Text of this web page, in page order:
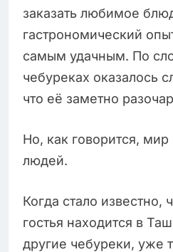
заказать любимое
гастрономический
самым удачным. По
чебуреках оказалось
что её заметно
Но, как говорится,
людей.
Когда стало известно,
гостья находится в
другие чебуреки, уже